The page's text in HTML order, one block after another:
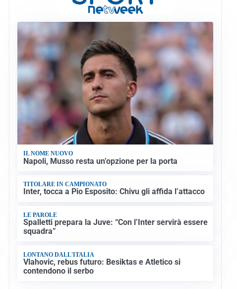
IL NOME NUOVO
Napoli, Musso resta un’opzione per la porta
TITOLARE IN CAMPIONATO
Inter, tocca a Pio Esposito: Chivu gli affida l’attacco
LE PAROLE
Spalletti prepara la Juve: “Con l’Inter servirà essere
squadra”
LONTANO DALL'ITALIA
Vlahovic, rebus futuro: Besiktas e Atletico si
contendono il serbo